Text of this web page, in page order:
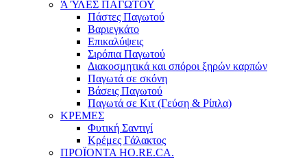
Ά ΎΛΕΣ ΠΑΓΩΤΟΥ
Πάστες Παγωτού
Βαριεγκάτο
Επικαλύψεις
Σιρόπια Παγωτού
Διακοσμητικά και σπόροι ξηρών καρπών
Παγωτά σε σκόνη
Βάσεις Παγωτού
Παγωτά σε Κιτ (Γεύση & Ρίπλα)
ΚΡΕΜΕΣ
Φυτική Σαντιγί
Κρέμες Γάλακτος
ΠΡΟΪΟΝΤΑ HO.RE.CA.